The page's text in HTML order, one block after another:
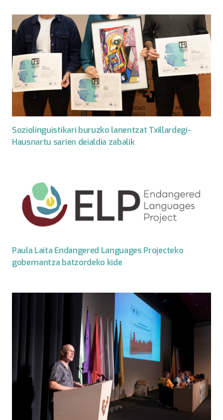
Soziolinguistikari buruzko lanentzat Txillardegi-
Hausnartu sarien deialdia zabalik
Paula Laita Endangered Languages Projecteko
gobernantza batzordeko kide